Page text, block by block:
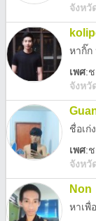
จังหวั
หากิ๊ก
เพศ:
จังหวั
ชื่อเก่
เพศ:
จังหวั
Non
หาเพื่